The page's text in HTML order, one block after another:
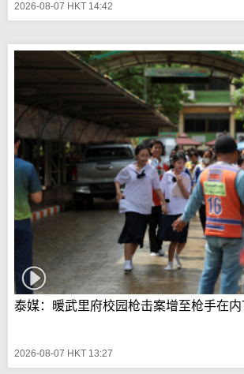
2026-08-07 HKT 14:42
泰媒：暖武里府校园枪击案增至枪手在
2026-08-07 HKT 13:27